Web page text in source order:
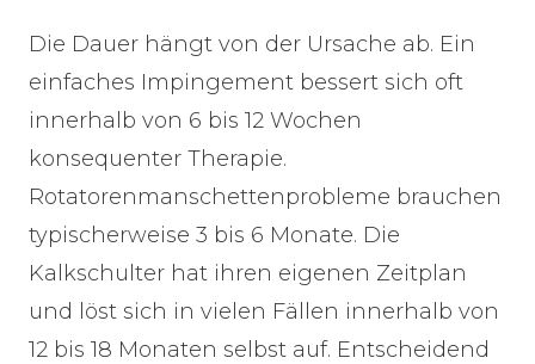
Die Dauer hängt von der Ursache ab. Ein
einfaches Impingement bessert sich oft
innerhalb von 6 bis 12 Wochen
konsequenter Therapie.
Rotatorenmanschettenprobleme brauchen
typischerweise 3 bis 6 Monate. Die
Kalkschulter hat ihren eigenen Zeitplan
und löst sich in vielen Fällen innerhalb von
12 bis 18 Monaten selbst auf. Entscheidend